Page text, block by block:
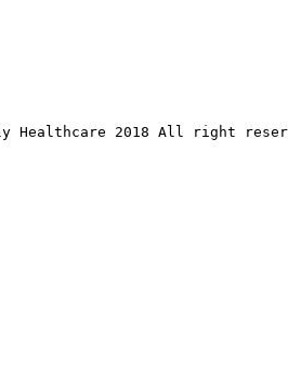
Healthcare 2018 All right